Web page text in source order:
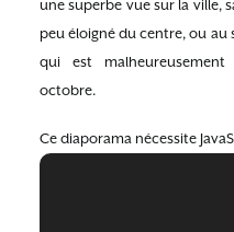
une superbe vue sur la ville,
peu éloigné du centre, ou au
qui est
octobre.
Ce diaporama nécessite